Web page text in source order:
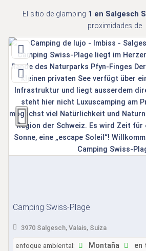
El sitio de glamping 1 en Salgesch
proximidades de
Camping Swiss-Plage
3970 Salgesch, Valais, Suiza
enfoque ambiental: Montaña en